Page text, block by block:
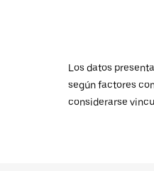
Los datos
según factores
considerarse